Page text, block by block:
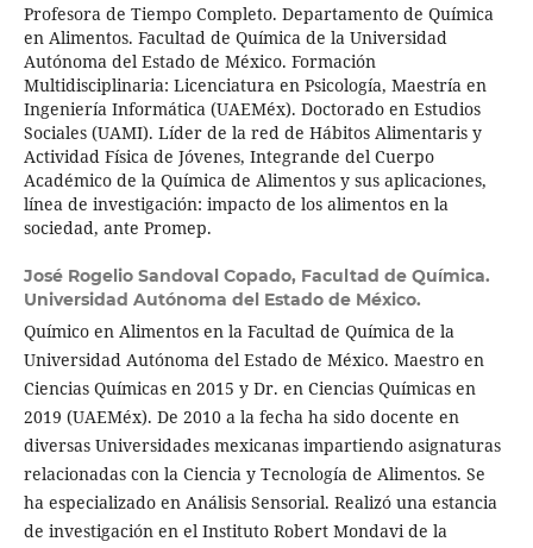
Profesora de Tiempo Completo. Departamento de Química
en Alimentos. Facultad de Química de la Universidad
Autónoma del Estado de México. Formación
Multidisciplinaria: Licenciatura en Psicología, Maestría en
Ingeniería Informática (UAEMéx). Doctorado en Estudios
Sociales (UAMI). Líder de la red de Hábitos Alimentaris y
Actividad Física de Jóvenes, Integrande del Cuerpo
Académico de la Química de Alimentos y sus aplicaciones,
línea de investigación: impacto de los alimentos en la
sociedad, ante Promep.
José Rogelio Sandoval Copado, Facultad de Química.
Universidad Autónoma del Estado de México.
Químico en Alimentos en la Facultad de Química de la
Universidad Autónoma del Estado de México. Maestro en
Ciencias Químicas en 2015 y Dr. en Ciencias Químicas en
2019 (UAEMéx). De 2010 a la fecha ha sido docente en
diversas Universidades mexicanas impartiendo asignaturas
relacionadas con la Ciencia y Tecnología de Alimentos. Se
ha especializado en Análisis Sensorial. Realizó una estancia
de investigación en el Instituto Robert Mondavi de la